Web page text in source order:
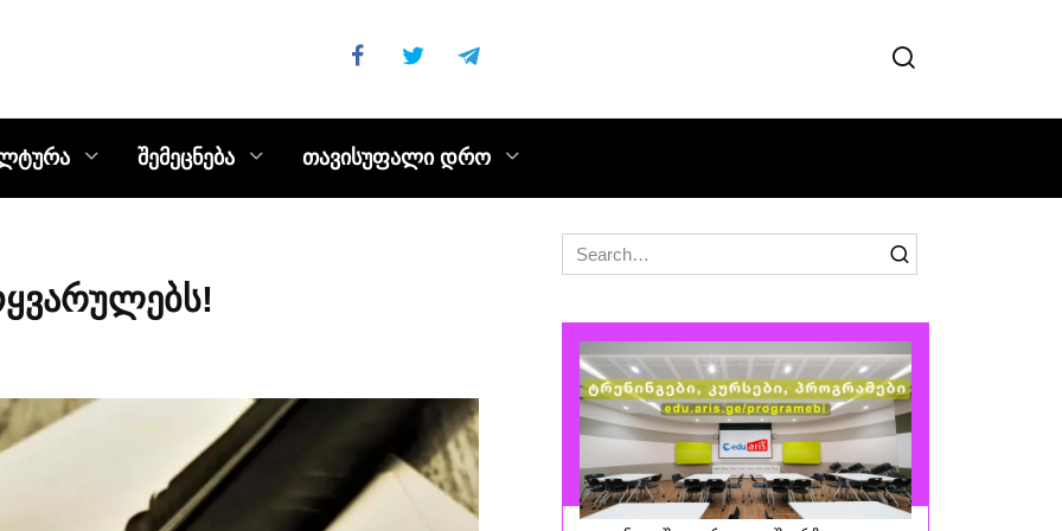
შემეცნება თავისუფალი დრო
Search
for: